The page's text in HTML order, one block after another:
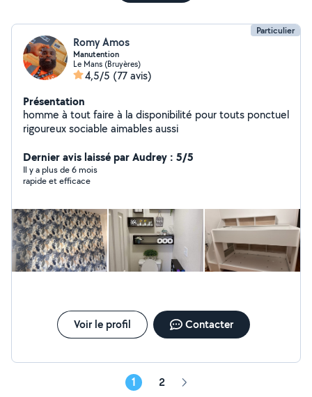
Particulier
Romy Amos
Manutention
Le Mans (Bruyères)
4,5/5 (77 avis)
Présentation
homme à tout faire à la disponibilité pour touts ponctuel
rigoureux sociable aimables aussi
Dernier avis laissé par Audrey : 5/5
Il y a plus de 6 mois
rapide et efficace
Voir le profil Contacter
1 2 Page